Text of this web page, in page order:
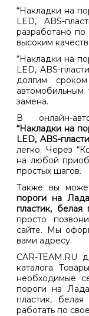
“Накладки на
LED, ABS-
разработано по
высоким
“Накладки на
LED, ABS-
долгим
замена.
В онлайн-
“Накладки на
LED, ABS-
легко. Через
на любой
простых шагов.
Также вы
пороги на
пластик, белая
просто
сайте. Мы
вами адресу.
CAR-TEAM.RU
каталога.
необходимые
пороги на
пластик,
работать по